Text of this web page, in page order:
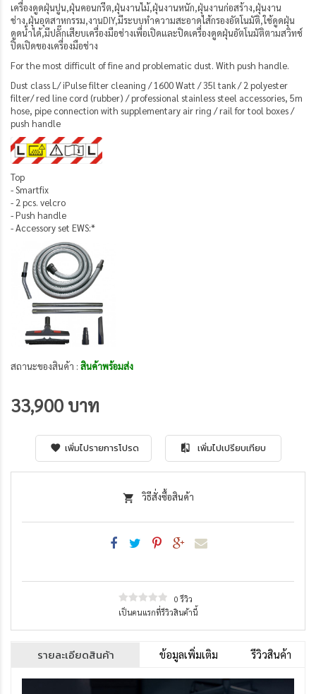
เครื่องดูดฝุ่นปูน,ฝุ่นคอนกรีต,ฝุ่นงานไม้,ฝุ่นงานหนัก,ฝุ่นงานก่อสร้าง,ฝุ่นงาน
ช่าง,ฝุ่นอุตสาหกรรม,งานDIY,มีระบบทำความสะอาดไส้กรองอัตโนมัติ,ใช้ดูดฝุ่น
ดูดน้ำได้,มีปลั๊กเสียบเครื่องมือช่างเพื่อเปิดและปิดเครื่องดูดฝุ่นอัตโนมัติตามสวิทช์
ปิดเปิดของเครื่องมือช่าง
For the most difficult of fine and problematic dust. With push handle.
Dust class L/ iPulse filter cleaning / 1600 Watt / 35l tank / 2 polyester
filter/ red line cord (rubber) / professional stainless steel accessories, 5m
hose, pipe connection with supplementary air ring / rail for tool boxes /
push handle
Top
- Smartfix
- 2 pcs. velcro
- Push handle
- Accessory set EWS:*
สถานะของสินค้า : สินค้าพร้อมส่ง
33,900 บาท
เพิ่มไปรายการโปรด เพิ่มไปเปรียบเทียบ
วิธีสั่งซื้อสินค้า
0 รีวิว
เป็นคนแรกที่รีวิวสินค้านี้
รายละเอียดสินค้า ข้อมูลเพิ่มเติม รีวิวสินค้า